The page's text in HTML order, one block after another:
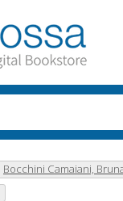
Bocchini Camaiani,